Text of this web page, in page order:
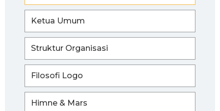
Ketua Umum
Struktur Organisasi
Filosofi Logo
Himne & Mars